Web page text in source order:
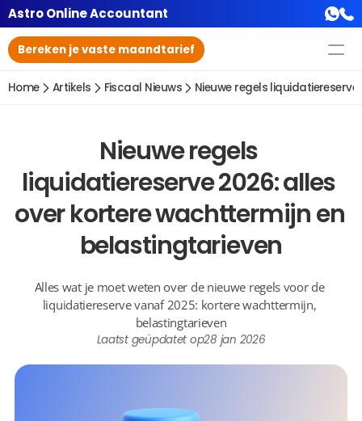
Astro Online Accountant
Bereken je vaste maandtarief
Home Artikels Fiscaal Nieuws Nieuwe regels
Nieuwe regels
liquidatiereserve 2026: alles
over kortere wachttermijn en
belastingtarieven
Alles wat je moet weten over de nieuwe regels voor de
liquidatiereserve vanaf 2025: kortere wachttermijn,
belastingtarieven
Laatst geüpdatet op28 jan 2026